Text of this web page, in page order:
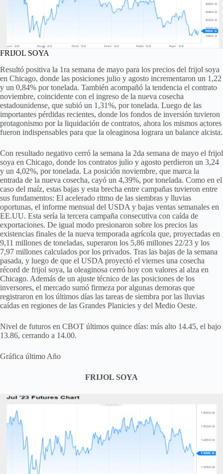
FRIJOL SOYA
Resultó positiva la 1ra semana de mayo para los precios del frijol soya
en Chicago, donde las posiciones julio y agosto incrementaron un 1,22
y un 0,84% por tonelada. También acompañó la tendencia el contrato
noviembre, coincidente con el ingreso de la nueva cosecha
estadounidense, que subió un 1,31%, por tonelada. Luego de las
importantes pérdidas recientes, donde los fondos de inversión tuvieron
protagonismo por la liquidación de contratos, ahora los mismos actores
fueron indispensables para que la oleaginosa lograra un balance alcista.
Con resultado negativo cerró la semana la 2da semana de mayo el frijol
soya en Chicago, donde los contratos julio y agosto perdieron un 3,24
y un 4,02%, por tonelada. La posición noviembre, que marca la
entrada de la nueva cosecha, cayó un 4,39%, por tonelada. Como en el
caso del maíz, estas bajas y esta brecha entre campañas tuvieron entre
sus fundamentos: El acelerado ritmo de las siembras y lluvias
oportunas, el informe mensual del USDA y bajas ventas semanales en
EE.UU. Esta sería la tercera campaña consecutiva con caída de
exportaciones. De igual modo presionaron sobre los precios las
existencias finales de la nueva temporada agrícola que, proyectadas en
9,11 millones de toneladas, superaron los 5,86 millones 22/23 y los
7,97 millones calculados por los privados. Tras las bajas de la semana
pasada, y luego de que el USDA proyectó el viernes una cosecha
récord de frijol soya, la oleaginosa cerró hoy con valores al alza en
Chicago. Además de un ajuste técnico de las posiciones de los
inversores, el mercado sumó firmeza por algunas demoras que
registraron en los últimos días las tareas de siembra por las lluvias
caídas en regiones de las Grandes Planicies y del Medio Oeste.
Nivel de futuros en CBOT últimos quince días: más alto 14.45, el bajo
13.86, cerrando a 14.00.
Gráfica último Año
FRIJOL SOYA